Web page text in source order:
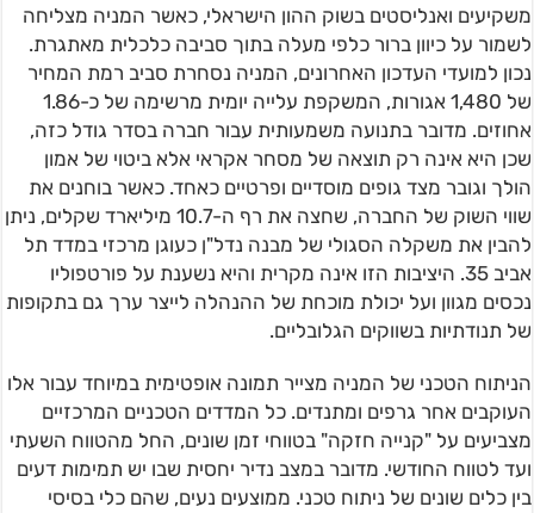
משקיעים ואנליסטים בשוק ההון הישראלי, כאשר המניה מצליחה
לשמור על כיוון ברור כלפי מעלה בתוך סביבה כלכלית מאתגרת.
נכון למועדי העדכון האחרונים, המניה נסחרת סביב רמת המחיר
של 1,480 אגורות, המשקפת עלייה יומית מרשימה של כ-1.86
אחוזים. מדובר בתנועה משמעותית עבור חברה בסדר גודל כזה,
שכן היא אינה רק תוצאה של מסחר אקראי אלא ביטוי של אמון
הולך וגובר מצד גופים מוסדיים ופרטיים כאחד. כאשר בוחנים את
שווי השוק של החברה, שחצה את רף ה-10.7 מיליארד שקלים, ניתן
להבין את משקלה הסגולי של מבנה נדל"ן כעוגן מרכזי במדד תל
אביב 35. היציבות הזו אינה מקרית והיא נשענת על פורטפוליו
נכסים מגוון ועל יכולת מוכחת של ההנהלה לייצר ערך גם בתקופות
של תנודתיות בשווקים הגלובליים.
הניתוח הטכני של המניה מצייר תמונה אופטימית במיוחד עבור אלו
העוקבים אחר גרפים ומתנדים. כל המדדים הטכניים המרכזיים
מצביעים על "קנייה חזקה" בטווחי זמן שונים, החל מהטווח השעתי
ועד לטווח החודשי. מדובר במצב נדיר יחסית שבו יש תמימות דעים
בין כלים שונים של ניתוח טכני. ממוצעים נעים, שהם כלי בסיסי